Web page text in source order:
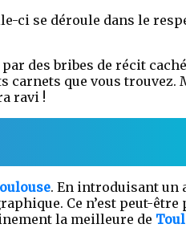
ci se déroule dans le
des bribes de récit
que vous trouvez.
ravi !
. En introduisant un
Ce n’est peut-être
la meilleure de